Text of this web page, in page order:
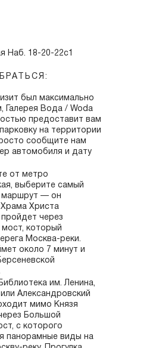
Наб. 18-20-22с1
был максимально
Галерея Вода / Woda
предоставит вам
на территории
сообщите нам
автомобиля и дату
от метро
выберите самый
маршрут — он
Христа
через
мост, который
Москва-реки.
около 7 минут и
им. Ленина,
Александровский
мимо Князя
Большой
с которого
панорамные виды на